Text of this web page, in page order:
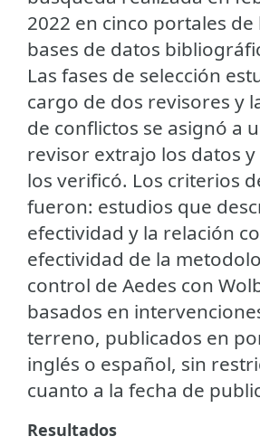
2022 en cinco portales
bases de datos
Las fases de selección
cargo de dos revisores y
de conflictos se asignó a
revisor extrajo los datos
los verificó. Los criterios
fueron: estudios que
efectividad y la relación
efectividad de la
control de Aedes con
basados en
terreno, publicados en
inglés o español, sin
cuanto a la fecha de
Resultados